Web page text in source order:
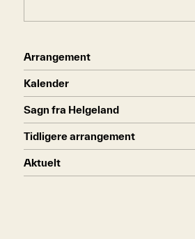
Arrangement
Kalender
Sagn fra Helgeland
Tidligere arrangement
Aktuelt